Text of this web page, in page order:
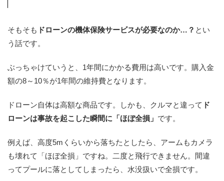
そもそも ドローンの機体保険サービスが必要なのか…？ とい
う話です。
ぶっちゃけていうと、1年間にかかる費用は高いです。購入金
額の8～10％が1年間の維持費となります。
ドローン自体は高額な商品です。しかも、クルマと違って ド
ローンは事故を起こした瞬間に「ほぼ全損」 です。
例えば、高度5mくらいから落ちたとしたら、アームもカメラ
も壊れて「ほぼ全損」ですね。二度と飛行できません。間違
ってプールに落としてしまったら、水没扱いで全損です。